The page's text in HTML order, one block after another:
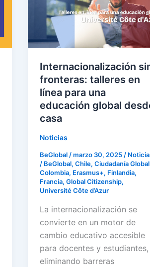
Internacionalización
fronteras: talleres en
línea para una
educación global
casa
Noticias
BeGlobal /marzo 30, 2025 /
/ BeGlobal, Chile, Ciudadanía Global
Colombia, Erasmus+, Finlandia,
Francia, Global Citizenship,
Université Côte d’Azur
La internacionalización se
convierte en un motor de
cambio educativo accesible
para docentes y estudiantes,
eliminando barreras
talleres
en
línea
una
educación
global
desde
casa